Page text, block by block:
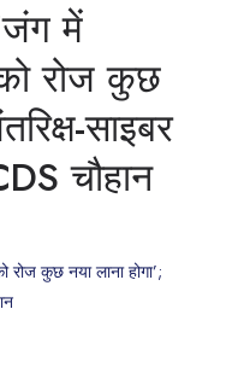
में
रोज कुछ
साइबर
चौहान
कुछ नया लाना होगा’;